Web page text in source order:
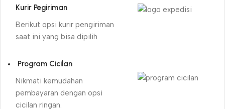
Kurir Pegiriman
Berikut opsi kurir pengiriman
saat ini yang bisa dipilih
Program Cicilan
Nikmati kemudahan
pembayaran dengan opsi
cicilan ringan.